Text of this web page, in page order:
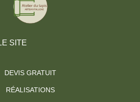
SITE
DEVIS GRATUIT
RÉALISATIONS